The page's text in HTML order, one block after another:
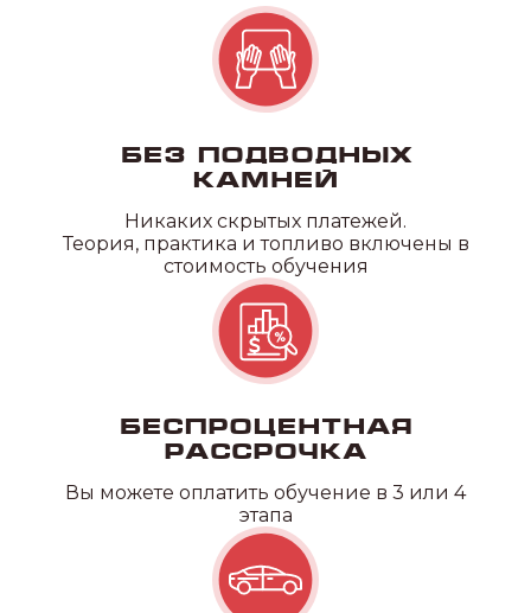
Без подводных
камней
Никаких скрытых платежей.
Теория, практика и топливо включены в
стоимость обучения
Беспроцентная
рассрочка
Вы можете оплатить обучение в 3 или 4
этапа